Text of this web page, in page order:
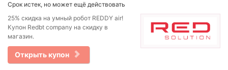
Срок истек, но может ещё действовать
25% скидка на умный робот REDDY air!
Купон Redbt company на скидку в
магазин.
Открыть купон